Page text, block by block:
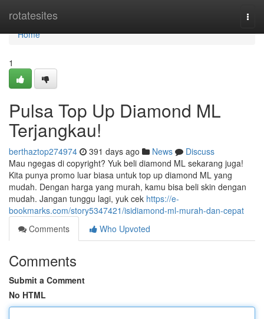
rotatesites
Home
Home
1
Pulsa Top Up Diamond ML
Terjangkau!
berthaztop274974 391 days ago News
Discuss
Mau ngegas di copyright? Yuk beli diamond ML sekarang juga!
Kita punya promo luar biasa untuk top up diamond ML yang
mudah. Dengan harga yang murah, kamu bisa beli skin dengan
mudah. Jangan tunggu lagi, yuk cek https://e-
bookmarks.com/story5347421/isidiamond-ml-murah-dan-cepat
Comments
Who Upvoted
Comments
Submit a Comment
No HTML